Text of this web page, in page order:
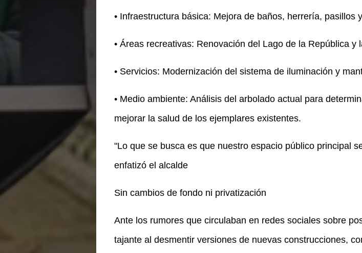
• Infraestructura básica: Mejora de baños, herrería, pasillos
• Áreas recreativas: Renovación del Lago de la República y
• Servicios: Modernización del sistema de iluminación y
• Medio ambiente: Análisis del arbolado actual para
mejorar la salud de los ejemplares existentes.
"Lo que se busca es que nuestro espacio público principal
enfatizó el alcalde
Sin cambios de fondo ni privatización
Ante los rumores que circulaban en redes sociales sobre
tajante al desmentir versiones de nuevas construcciones,